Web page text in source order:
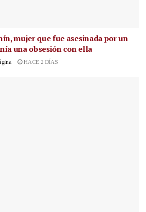
mujer que fue asesinada por un
una obsesión con ella
HACE 2 DÍAS